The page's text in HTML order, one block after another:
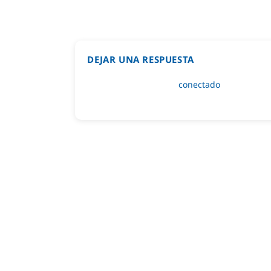
DEJAR UNA RESPUESTA
Lo siento, debes estarconectado